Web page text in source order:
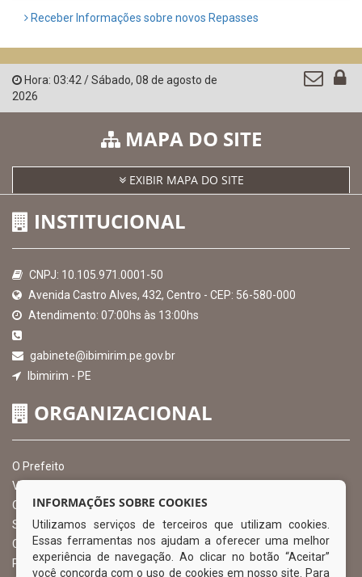
Receber Informações sobre novos Repasses
Hora: 03:42/Sábado, 08 de agosto de
2026
MAPA DO SITE
EXIBIR MAPA DO SITE
INSTITUCIONAL
CNPJ: 10.105.971.0001-50
Avenida Castro Alves, 432, Centro - CEP: 56-580-000
Atendimento: 07:00hs às 13:00hs
gabinete@ibimirim.pe.gov.br
Ibimirim - PE
ORGANIZACIONAL
O Prefeito
Vice Prefeito
Ouvidoria Municipal
Serviço de Informação ao Cidadão – SIC
Chefe de Gabinete
Procuradoria Geral
INFORMAÇÕES SOBRE COOKIES
Utilizamos serviços de terceiros que utilizam cookies.
Essas ferramentas nos ajudam a oferecer uma melhor
experiência de navegação. Ao clicar no botão “Aceitar”
você concorda com o uso de cookies em nosso site. Para